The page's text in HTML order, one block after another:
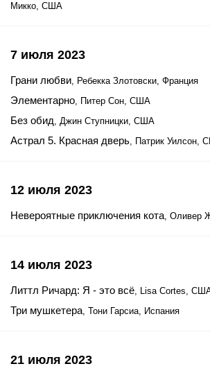
Микко, США
7 июля 2023
Грани любви, Ребекка Злотовски, Франция
Элементарно, Питер Сон, США
Без обид, Джин Ступницки, США
Астрал 5. Красная дверь, Патрик Уилсон,
12 июля 2023
Невероятные приключения кота, Оливер
14 июля 2023
Литтл Ричард: Я - это всё, Lisa Cortes,
Три мушкетера, Тони Гарсиа, Испания
21 июля 2023